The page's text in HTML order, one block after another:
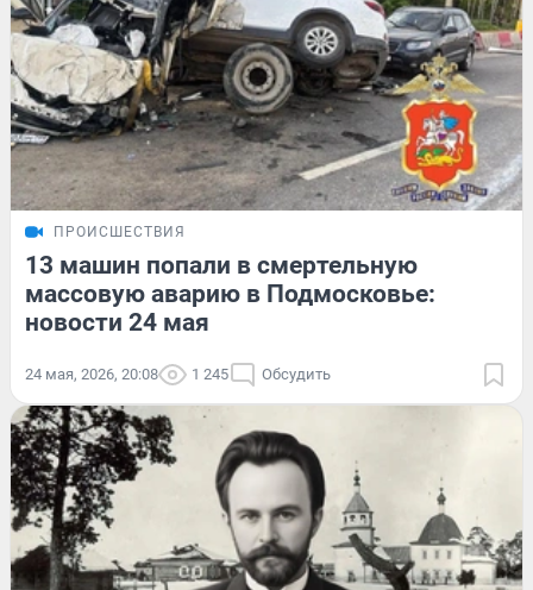
ПРОИСШЕСТВИЯ
13 машин попали в смертельную
массовую аварию в Подмосковье:
новости 24 мая
24 мая, 2026, 20:08 1 245 Обсудить